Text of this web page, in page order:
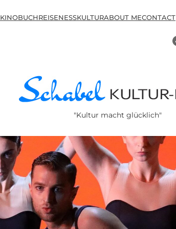
KINOBUCHREISENESSKULTURABOUT MECONTACT
"Kultur macht glücklich"